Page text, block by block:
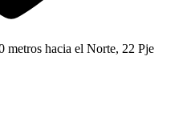
metros hacia el Norte, 22 Pje